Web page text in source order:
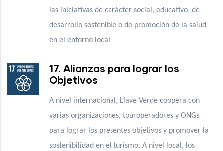
las iniciativas de carácter social, educativo, de
desarrollo sostenible o de promoción de la salud
en el entorno local.
17. Alianzas para lograr los
Objetivos
A nivel internacional, Llave Verde coopera con
varias organizaciones, touroperadores y ONGs
para lograr los presentes objetivos y promover la
sostenibilidad en el turismo. A nivel local, los